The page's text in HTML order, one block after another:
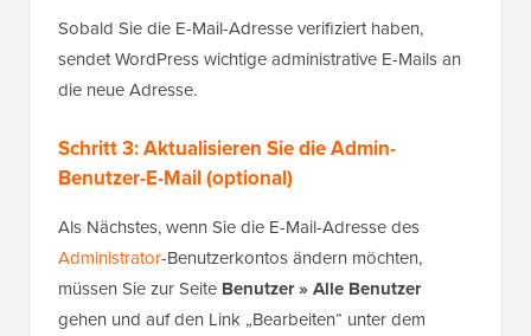
Sobald Sie die E-Mail-Adresse verifiziert haben,
sendet WordPress wichtige administrative E-Mails an
die neue Adresse.
Schritt 3: Aktualisieren Sie die Admin-
Benutzer-E-Mail (optional)
Als Nächstes, wenn Sie die E-Mail-Adresse des
Administrator-Benutzerkontos ändern möchten,
müssen Sie zur Seite Benutzer » Alle Benutzer
gehen und auf den Link „Bearbeiten“ unter dem